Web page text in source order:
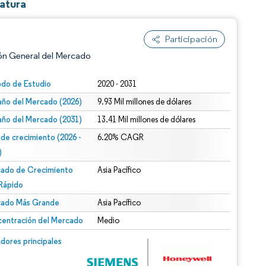
Participación
General del Mercado
de Estudio 2020 - 2031
del Mercado (2026) 9.93 Mil millones de dólares
del Mercado (2031) 13.41 Mil millones de dólares
de crecimiento (2026 -
6.20% CAGR
de Crecimiento
Asia Pacífico
Más Grande Asia Pacífico
del Mercado Medio
principales
© Mordor Intelligence. El uso requiere atribución según CC BY 4.0.
CC BY 4.0.